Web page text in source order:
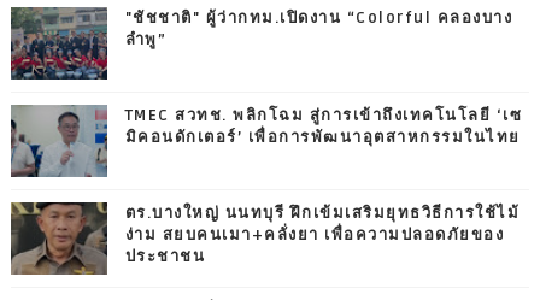
"ชัชชาติ" ผู้ว่ากทม.เปิดงาน “Colorful คลองบาง
ลำพู”
TMEC สวทช. พลิกโฉม สู่การเข้าถึงเทคโนโลยี ‘เซ
มิคอนดักเตอร์’ เพื่อการพัฒนาอุตสาหกรรมในไทย
ตร.บางใหญ่ นนทบุรี ฝึกเข้มเสริมยุทธวิธีการใช้ไม้
ง่าม สยบคนเมา+คลั่งยา เพื่อความปลอดภัยของ
ประชาชน